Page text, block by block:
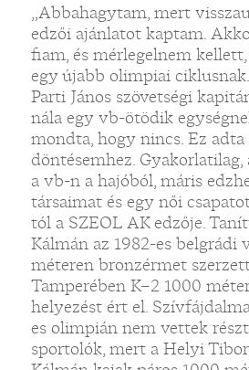
„Abbahagytam, mert
edzői ajánlatot kaptam.
fiam, és mérlegelnem
egy újabb olimpiai
Parti János szövetségi
nála egy vb-ötödik
mondta, hogy nincs. Ez adta
döntésemhez.
a vb-n a hajóból, máris
társaimat és egy női
tól a SZEOL AK edzője.
Kálmán az 1982-es belgrádi
méteren bronzérmet
Tamperében K–2 1000
helyezést ért el.
es olimpián nem vettek
sportolók, mert a Helyi